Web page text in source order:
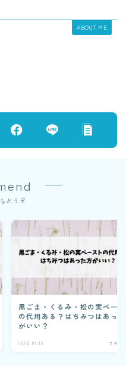
ABOUT ME
どうぞ
黒ごま・くるみ・松の実ペー
の代用ある？はちみつはあっ
がいい？
2024.01.15 スキン